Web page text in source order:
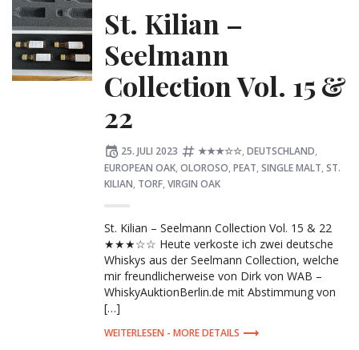
St. Kilian –
Seelmann
Collection Vol. 15 &
22
Posted
on
25. JULI 2023 Tagged:
★★★☆☆, DEUTSCHLAND,
EUROPEAN OAK, OLOROSO, PEAT, SINGLE MALT, ST.
KILIAN, TORF, VIRGIN OAK
St. Kilian – Seelmann Collection Vol. 15 & 22
★★★☆☆ Heute verkoste ich zwei deutsche
Whiskys aus der Seelmann Collection, welche
mir freundlicherweise von Dirk von WAB –
WhiskyAuktionBerlin.de mit Abstimmung von
[…]
MORE DETAILS